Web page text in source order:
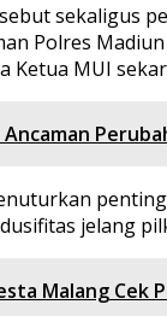
sekaligus
Polres
Ketua MUI
jelang
Malang Cek